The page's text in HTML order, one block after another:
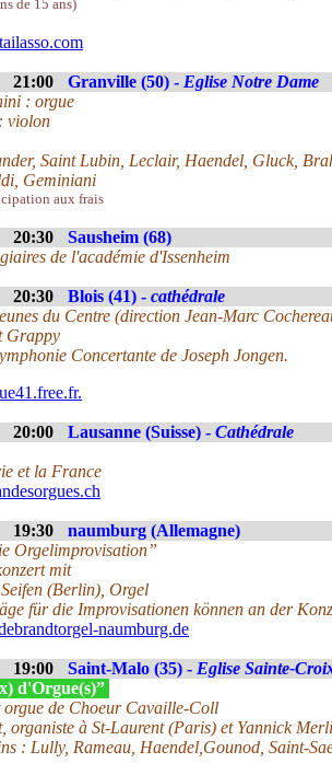
de 15 ans)
21:00 Granville (50) - Eglise Notre Dame
: orgue
violon
Saint Lubin, Leclair, Haendel, Gluck,
Geminiani
aux frais
20:30
Sausheim (68)
de l'académie d'Issenheim
20:30 Blois (41) - cathédrale
du Centre (direction Jean-Marc
Grappy
Concertante de Joseph Jongen.
20:00 Lausanne (Suisse) - Cathédrale
et la France
19:30
naumburg (Allemagne)
Orgelimprovisation”
mit
(Berlin), Orgel
für die Improvisationen können an der
naumburg.de
19:00 Saint-Malo (35) - Eglise Sainte-
d'Orgue(s)”
orgue de Choeur Cavaille-Coll
organiste à St-Laurent (Paris) et Yannick
: Lully, Rameau, Haendel,Gounod, Saint-